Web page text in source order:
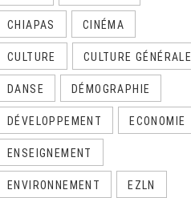
CHIAPAS CINÉMA
CULTURE CULTURE GÉNÉRALE
DANSE DÉMOGRAPHIE
DÉVELOPPEMENT ECONOMIE
ENSEIGNEMENT
ENVIRONNEMENT EZLN